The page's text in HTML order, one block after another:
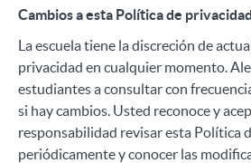
Cambios a esta Política de privacidad
La escuela tiene la discreción de
privacidad en cualquier momento.
estudiantes a consultar con
si hay cambios. Usted reconoce y
responsabilidad revisar esta Política
periódicamente y conocer las